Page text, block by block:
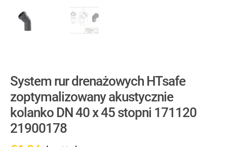
System rur drenażowych HTsafe
zoptymalizowany akustycznie
kolanko DN 40 x 45 stopni 171120
21900178